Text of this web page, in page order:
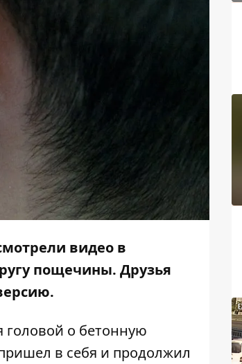
видео в
пощечины. Друзья
головой о бетонную
в себя и продолжил